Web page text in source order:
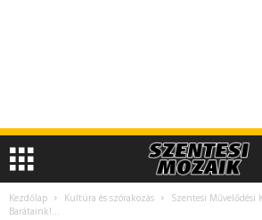
Kezdőlap Kultúra és szórakozás Szentesi Művelődési
Barátaink!…